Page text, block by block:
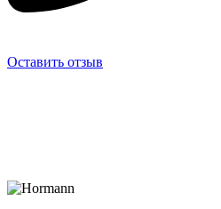
Оставить отзыв